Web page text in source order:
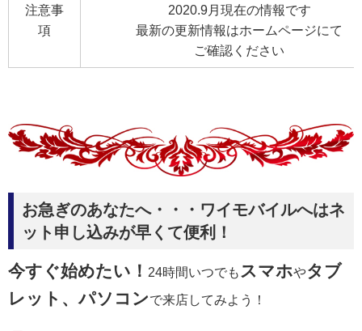
注意事
項
2020.9月現在の情報です
最新の更新情報はホームページにて
ご確認ください
お急ぎのあなたへ・・・ワイモバイルへはネ
ット申し込みが早くて便利！
今すぐ始めたい！ 24時間いつでもスマホやタブ
レット、パソコンで来店してみよう！